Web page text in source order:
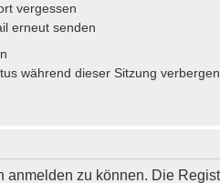
vergessen
erneut senden
während dieser Sitzung verbergen
anmelden zu können. Die